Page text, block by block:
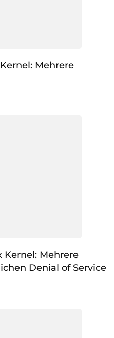
Mehrere
Kernel: Mehrere
Denial of Service